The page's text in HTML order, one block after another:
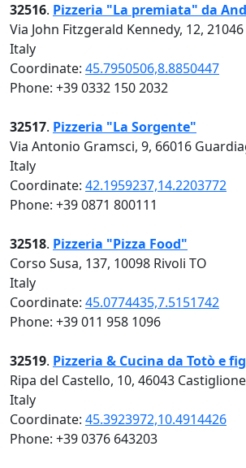
32516. Pizzeria "La premiata" da
Via John Fitzgerald Kennedy, 12,
Italy
Coordinate: 45.7950506,8.8850447
Phone: +39 0332 150 2032
32517. Pizzeria "La Sorgente"
Via Antonio Gramsci, 9, 66016
Italy
Coordinate: 42.1959237,14.2203772
Phone: +39 0871 800111
32518. Pizzeria "Pizza Food"
Corso Susa, 137, 10098 Rivoli TO
Italy
Coordinate: 45.0774435,7.5151742
Phone: +39 011 958 1096
32519. Pizzeria & Cucina da Totò e
Ripa del Castello, 10, 46043
Italy
Coordinate: 45.3923972,10.4914426
Phone: +39 0376 643203